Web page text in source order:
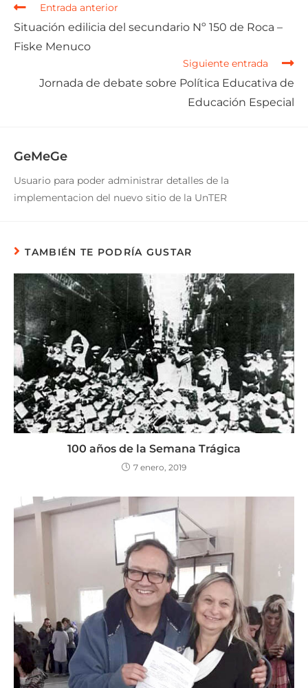
Entrada anterior
Situación edilicia del secundario Nº 150 de Roca –
Fiske Menuco
Siguiente entrada
Jornada de debate sobre Política Educativa de
Educación Especial
GeMeGe
Usuario para poder administrar detalles de la
implementacion del nuevo sitio de la UnTER
TAMBIÉN TE PODRÍA GUSTAR
100 años de la Semana Trágica
7 enero, 2019